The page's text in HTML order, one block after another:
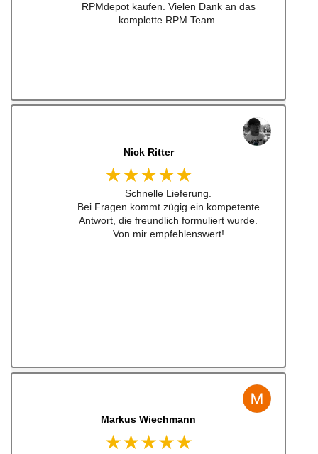
erstes schauen. Mega Auswahl!
Immer gerne wieder:-)
jonas bitter
★★★★★
Hatte das luisi mirage lenkrad für einen sehr
guten Preis bestellt und war nach nicht mal
24h da. Sogar aufkleber waren dabei ... habe
ich schon lange nicht mehr erlebt .
Jens Albert
★★★★★